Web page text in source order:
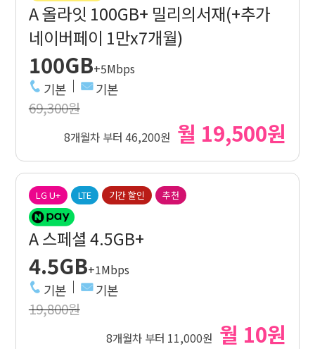
A 올라잇 100GB+ 밀리의서재(+추가
네이버페이 1만x7개월)
100GB+5Mbps
기본 기본
69,300원
8개월차 부터 46,200원 월 19,500원
LG U+ LTE 기간 할인 추천
A 스페셜 4.5GB+
4.5GB+1Mbps
기본 기본
19,800원
8개월차 부터 11,000원 월 10원